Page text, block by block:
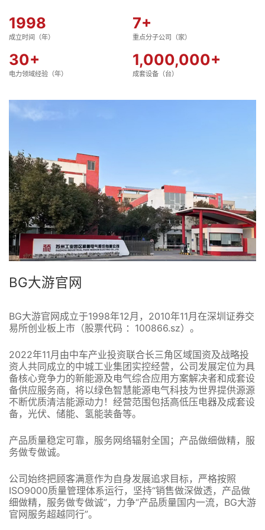
1998
成立时间（年）
7+
重点分子公司（家）
30+
电力领域经验（年）
1,000,000+
成套设备（台）
BG大游官网
BG大游官网成立于1998年12月，2010年11月在深圳证券交
易所创业板上市（股票代码 ：100866.sz）。
2022年11月由中车产业投资联合长三角区域国资及战略投
资人共同成立的中城工业集团实控经营，公司发展定位为具
备核心竞争力的新能源及电气综合应用方案解决者和成套设
备供应服务商，将以绿色智慧能源电气科技为世界提供源源
不断优质清洁能源动力！经营范围包括高低压电器及成套设
备，光伏、储能、氢能装备等。
产品质量稳定可靠，服务网络辐射全国；产品做细做精，服
务做专做诚。
公司始终把顾客满意作为自身发展追求目标，严格按照
ISO9000质量管理体系运行，坚持“销售做深做透，产品做
细做精，服务做专做诚”，力争“产品质量国内一流，BG大游
官网服务超越同行”。